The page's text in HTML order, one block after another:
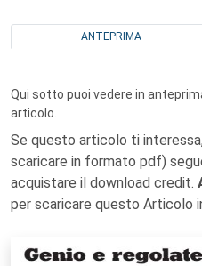
ANTEPRIMA
Qui sotto puoi vedere in
articolo.
Se questo articolo ti
scaricare in formato pdf)
acquistare il download credit.
per scaricare questo Articolo